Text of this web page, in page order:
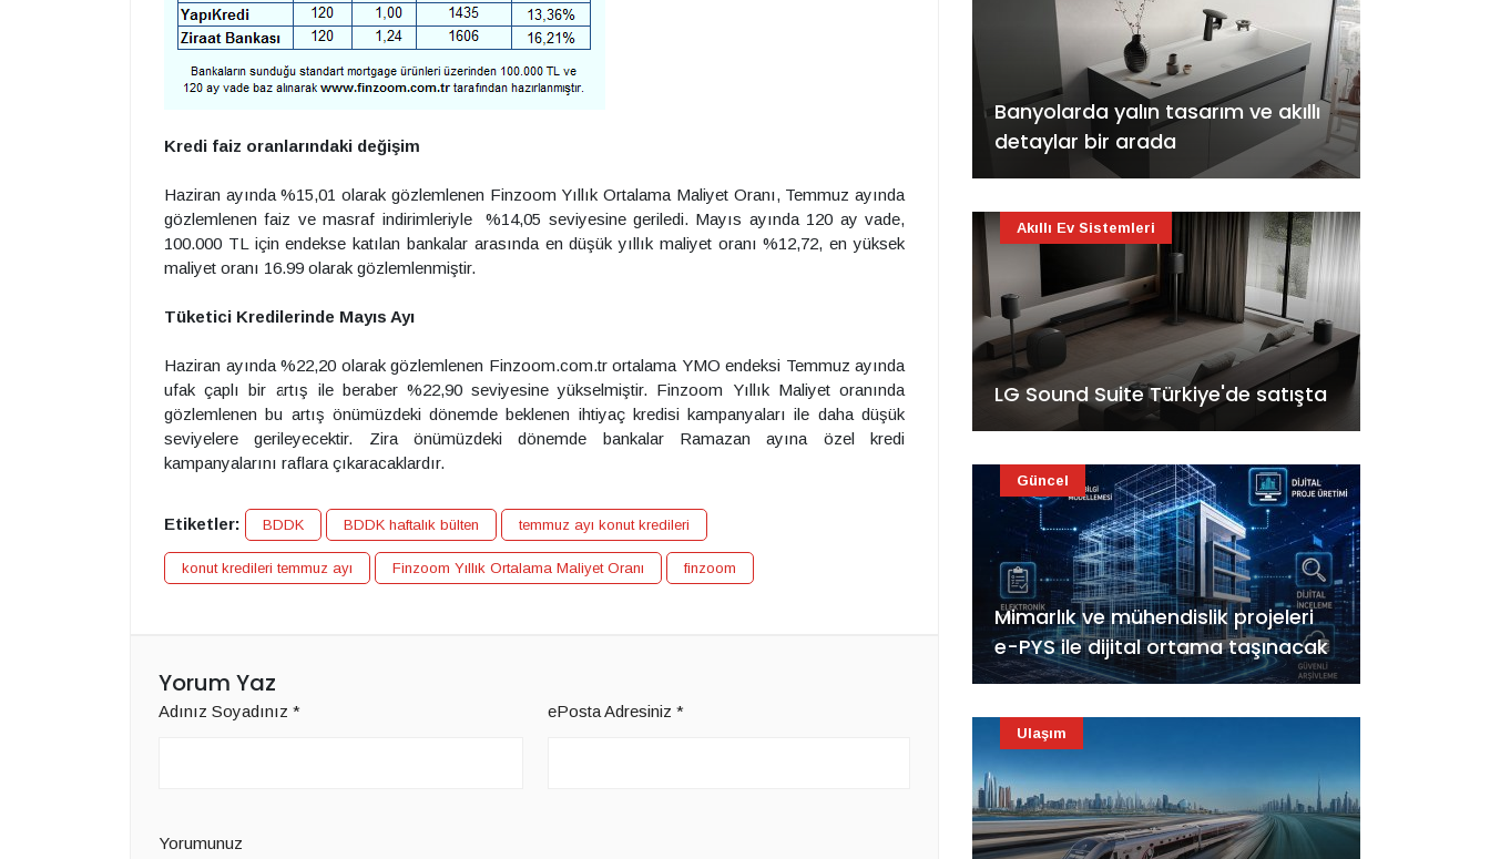
Kredi faiz oranlarındaki değişim
Haziran ayında %15,01 olarak gözlemlenen Finzoom Yıllık Ortalama Maliyet Oranı, Temmuz ayında
gözlemlenen faiz ve masraf indirimleriyle %14,05 seviyesine geriledi. Mayıs ayında 120 ay vade,
100.000 TL için endekse katılan bankalar arasında en düşük yıllık maliyet oranı %12,72, en yüksek
maliyet oranı 16.99 olarak gözlemlenmiştir.
Tüketici Kredilerinde Mayıs Ayı
Haziran ayında %22,20 olarak gözlemlenen Finzoom.com.tr ortalama YMO endeksi Temmuz ayında
ufak çaplı bir artış ile beraber %22,90 seviyesine yükselmiştir. Finzoom Yıllık Maliyet oranında
gözlemlenen bu artış önümüzdeki dönemde beklenen ihtiyaç kredisi kampanyaları ile daha düşük
seviyelere gerileyecektir. Zira önümüzdeki dönemde bankalar Ramazan ayına özel kredi
kampanyalarını raflara çıkaracaklardır.
Etiketler: BDDK BDDK haftalık bülten temmuz ayı konut kredileri
konut kredileri temmuz ayı Finzoom Yıllık Ortalama Maliyet Oranı finzoom
Yorum Yaz
Adınız Soyadınız * ePosta Adresiniz *
Yorumunuz
Banyolarda yalın tasarım ve akıllı
detaylar bir arada
LG Sound Suite Türkiye'de satışta
Akıllı Ev Sistemleri
Mimarlık ve mühendislik projeleri
e-PYS ile dijital ortama taşınacak
Güncel
Ulaşım